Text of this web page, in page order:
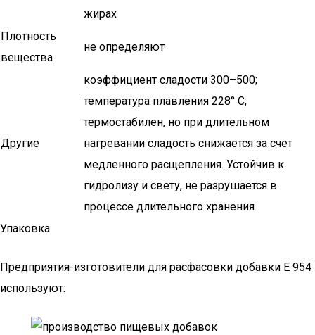
жирах
Плотность
вещества
не определяют
Другие
коэффициент сладости 300–500;
температура плавления 228° C;
термостабилен, но при длительном
нагревании сладость снижается за счет
медленного расщепления. Устойчив к
гидролизу и свету, не разрушается в
процессе длительного хранения
Упаковка
Предприятия-изготовители для расфасовки добавки Е 954
используют: